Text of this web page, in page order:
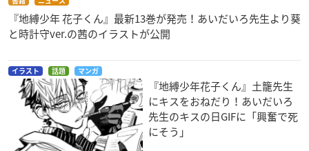
『地縛少年 花子くん』最新13巻が発売！あいだいろ先生より葵
と時計守ver.の茜のイラストが公開
イラスト 話題 マンガ
『地縛少年花子くん』土籠先生
にキスをおねだり！あいだいろ
先生のキスの日GIFに「興奮で死
にそう」